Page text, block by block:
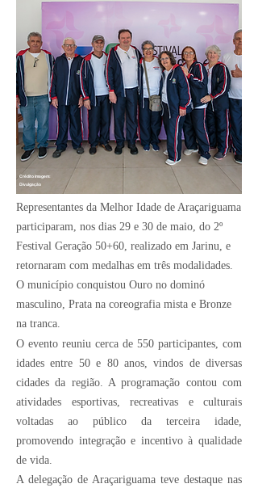
Divulgação
Crédito Imagem:
Representantes da Melhor Idade de Araçariguama
participaram, nos dias 29 e 30 de maio, do 2º
Festival Geração 50+60, realizado em Jarinu, e
retornaram com medalhas em três modalidades.
O município conquistou Ouro no dominó
masculino, Prata na coreografia mista e Bronze
na tranca.
O evento reuniu cerca de 550 participantes, com
idades entre 50 e 80 anos, vindos de diversas
cidades da região. A programação contou com
atividades esportivas, recreativas e culturais
voltadas ao público da terceira idade,
promovendo integração e incentivo à qualidade
de vida.
A delegação de Araçariguama teve destaque nas